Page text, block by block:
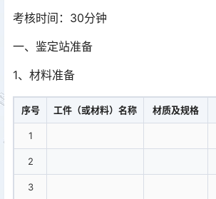
考核时间：30分钟
一、鉴定站准备
1、材料准备
序号 工件（或材料）名称 材质及规格
1
2
3